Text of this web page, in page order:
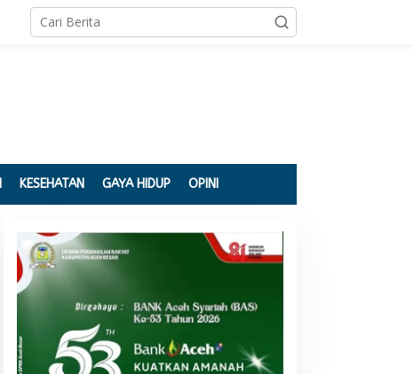
KESEHATAN GAYA HIDUP OPINI